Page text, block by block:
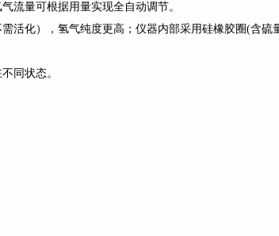
流量可根据用量实现全自动调节。
活化），氢气纯度更高；仪器内部采用硅橡胶圈(含硫
同状态。